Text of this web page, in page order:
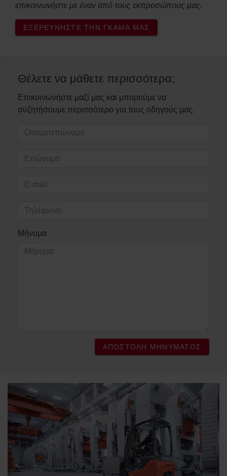
επικοινωνήστε με έναν από τους εκπροσώπους μας.
ΕΞΕΡΕΥΝΉΣΤΕ ΤΗΝ ΓΚΆΜΑ ΜΑΣ
Θέλετε να μάθετε περισσότερα;
Επικοινωνήστε μαζί μας και μπορούμε να
συζητήσουμε περισσότερο για τους οδηγούς μας.
Μήνυμα
ΑΠΟΣΤΟΛΉ ΜΗΝΎΜΑΤΟΣ